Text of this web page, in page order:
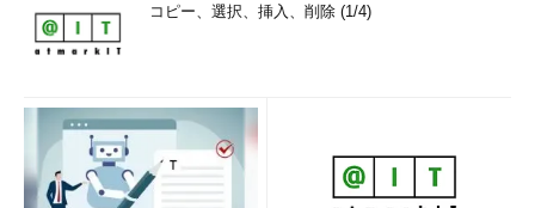
コピー、選択、挿入、削除 (1/4)